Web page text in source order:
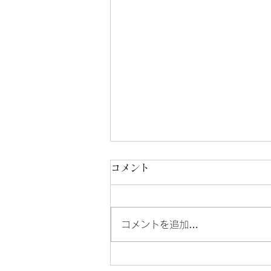
男性棟へのお問い合わせにつ
コメント
コメントを追加…